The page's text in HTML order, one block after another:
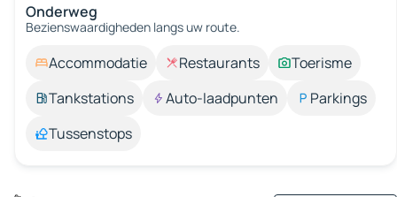
Onderweg
Bezienswaardigheden langs uw route.
Accommodatie Restaurants
Toerisme
Tankstations
Auto-laadpunten
Parkings
Tussenstops